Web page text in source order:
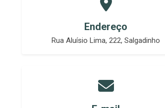
Endereço
Rua Aluísio Lima, 222, Salgadinho